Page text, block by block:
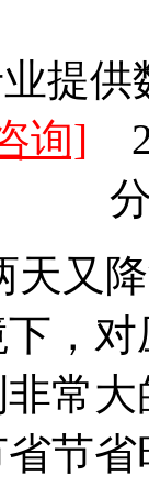
提
询]
天又
，
常
节